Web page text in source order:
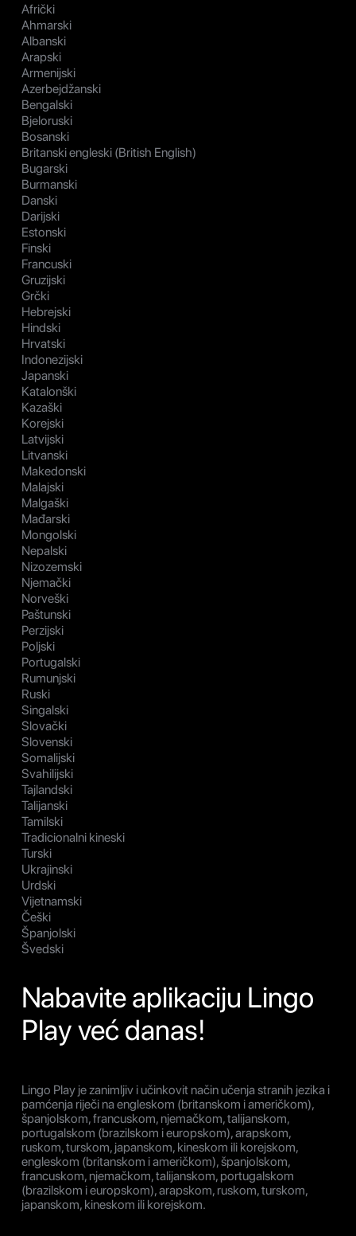
Afrički
Ahmarski
Albanski
Arapski
Armenijski
Azerbejdžanski
Bengalski
Bjeloruski
Bosanski
Britanski engleski (British English)
Bugarski
Burmanski
Danski
Darijski
Estonski
Finski
Francuski
Gruzijski
Grčki
Hebrejski
Hindski
Hrvatski
Indonezijski
Japanski
Katalonški
Kazaški
Korejski
Latvijski
Litvanski
Makedonski
Malajski
Malgaški
Mađarski
Mongolski
Nepalski
Nizozemski
Njemački
Norveški
Paštunski
Perzijski
Poljski
Portugalski
Rumunjski
Ruski
Singalski
Slovački
Slovenski
Somalijski
Svahilijski
Tajlandski
Talijanski
Tamilski
Tradicionalni kineski
Turski
Ukrajinski
Urdski
Vijetnamski
Češki
Španjolski
Švedski
Nabavite aplikaciju Lingo
Play već danas!
Lingo Play je zanimljiv i učinkovit način učenja stranih jezika i
pamćenja riječi na engleskom (britanskom i američkom),
španjolskom, francuskom, njemačkom, talijanskom,
portugalskom (brazilskom i europskom), arapskom,
ruskom, turskom, japanskom, kineskom ili korejskom,
engleskom (britanskom i američkom), španjolskom,
francuskom, njemačkom, talijanskom, portugalskom
(brazilskom i europskom), arapskom, ruskom, turskom,
japanskom, kineskom ili korejskom.